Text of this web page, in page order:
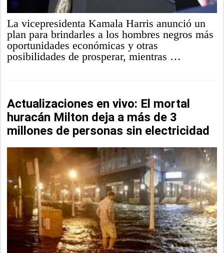
La vicepresidenta Kamala Harris anunció un
plan para brindarles a los hombres negros más
oportunidades económicas y otras
posibilidades de prosperar, mientras …
Actualizaciones en vivo: El mortal
huracán Milton deja a más de 3
millones de personas sin electricidad